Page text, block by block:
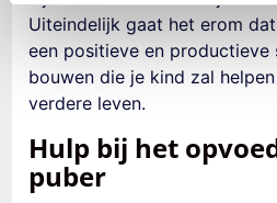
Uiteindelijk gaat het erom
een positieve en
bouwen die je kind zal
verdere leven.
Hulp bij het
puber